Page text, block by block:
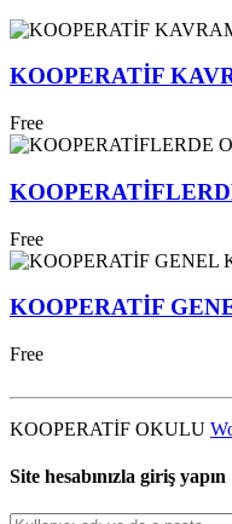
KOOPERATİF
Free
Free
KOOPERATİF
Free
KOOPERATİF OKULU
Site hesabınızla giriş yapın